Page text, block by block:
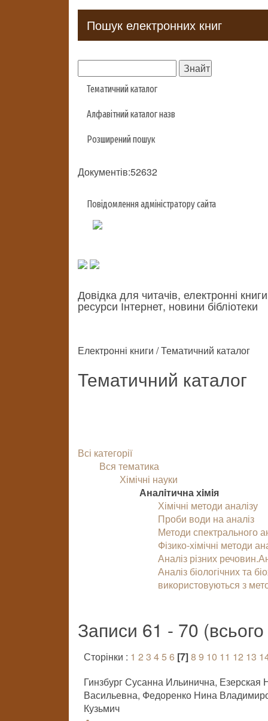
Пошук електронних книг
Тематичний каталог
Алфавітний каталог назв
Розширений пошук
Документів:52632
Повідомлення адміністратору сайта
Довідка для читачів, електронні
ресурси Інтернет, новини бібліотеки
Електронні книги / Тематичний каталог
Тематичний каталог
Всі категорії
Вся тематика
Хімічні науки
Аналiтична хiмiя
Хімічні методи аналізу
Проби води на аналіз
Методи спектрального
Фізико-хімічні методи
Аналіз різних
Аналіз біологічних та
використовуються з
Записи 61 - 70
Сторінки : 1 2 3 45 6 [7]8 9 10 11 12 13
Гинзбург Сусанна Ильинична,
Васильевна, Федоренко Нина
Кузьмич